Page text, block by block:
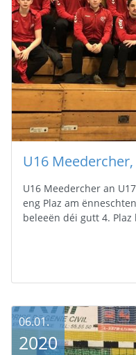
U16 Meedercher an
eng Plaz am
beleeën déi gutt 4. Plaz
06.01.
2020